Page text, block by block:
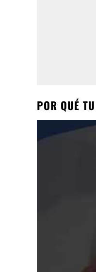
POR QUÉ